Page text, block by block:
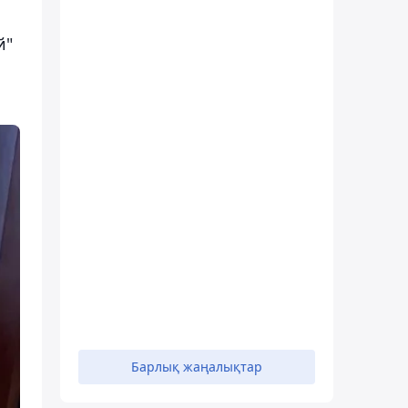
Барлық жаңалықтар